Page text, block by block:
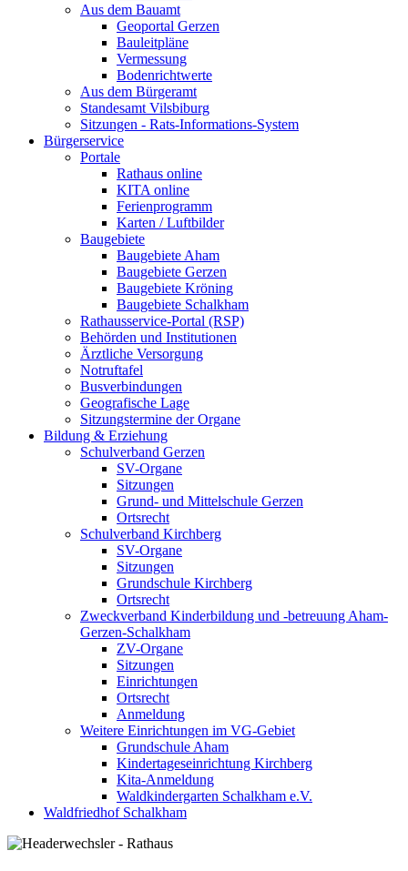
Aus dem Bauamt
Geoportal Gerzen
Bauleitpläne
Vermessung
Bodenrichtwerte
Aus dem Bürgeramt
Standesamt Vilsbiburg
Sitzungen - Rats-Informations-System
Bürgerservice
Portale
Rathaus online
KITA online
Ferienprogramm
Karten / Luftbilder
Baugebiete
Baugebiete Aham
Baugebiete Gerzen
Baugebiete Kröning
Baugebiete Schalkham
Rathausservice-Portal (RSP)
Behörden und Institutionen
Ärztliche Versorgung
Notruftafel
Busverbindungen
Geografische Lage
Sitzungstermine der Organe
Bildung & Erziehung
Schulverband Gerzen
SV-Organe
Sitzungen
Grund- und Mittelschule Gerzen
Ortsrecht
Schulverband Kirchberg
SV-Organe
Sitzungen
Grundschule Kirchberg
Ortsrecht
Zweckverband Kinderbildung und -betreuung Aham-
Gerzen-Schalkham
ZV-Organe
Sitzungen
Einrichtungen
Ortsrecht
Anmeldung
Weitere Einrichtungen im VG-Gebiet
Grundschule Aham
Kindertageseinrichtung Kirchberg
Kita-Anmeldung
Waldkindergarten Schalkham e.V.
Waldfriedhof Schalkham